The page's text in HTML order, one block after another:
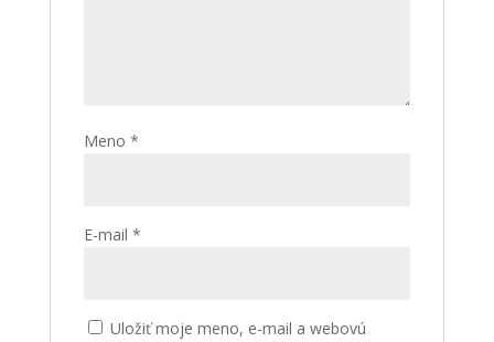
Meno *
E-mail *
Uložiť moje meno, e-mail a webovú